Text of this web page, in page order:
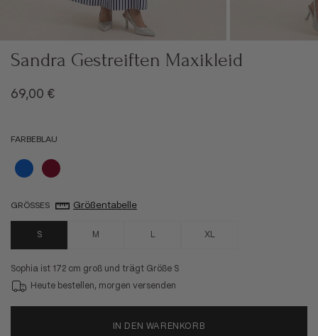
Sandra Gestreiften Maxikleid
Angebot
69,00 €
FARBEBLAU
Blau Bordeaux
GRÖSSES Größentabelle
S M XL
Sophia ist 172 cm groß und trägt Größe S
Heute bestellen, morgen versenden
IN DEN WARENKORB